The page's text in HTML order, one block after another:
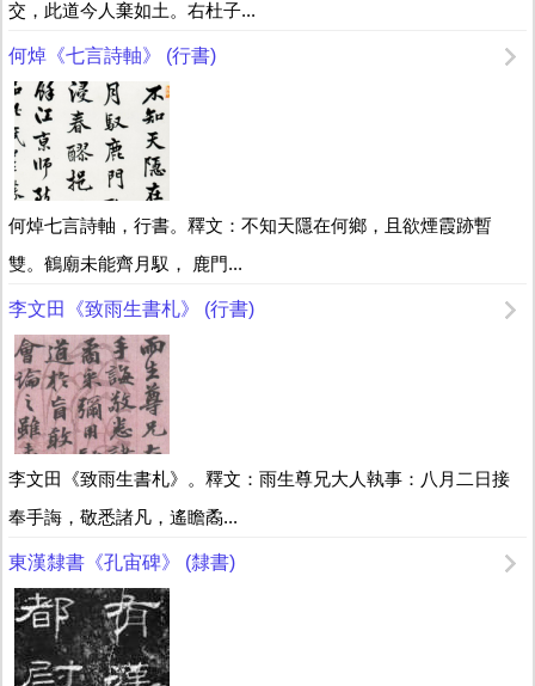
交，此道今人棄如土。右杜子...
何焯《七言詩軸》 (行書)
何焯七言詩軸，行書。釋文：不知天隱在何鄉，且欲煙霞跡暫
雙。鶴廟未能齊月馭， 鹿門...
李文田《致雨生書札》 (行書)
李文田《致雨生書札》。釋文：雨生尊兄大人執事：八月二日接
奉手誨，敬悉諸凡，遙瞻矞...
東漢隸書《孔宙碑》 (隸書)